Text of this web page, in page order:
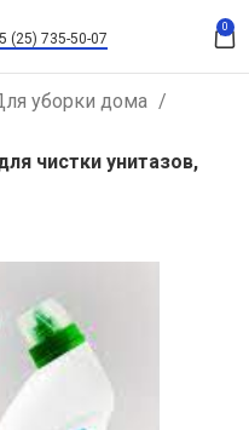
(25) 735-50-07
0
уборки дома
чистки унитазов,